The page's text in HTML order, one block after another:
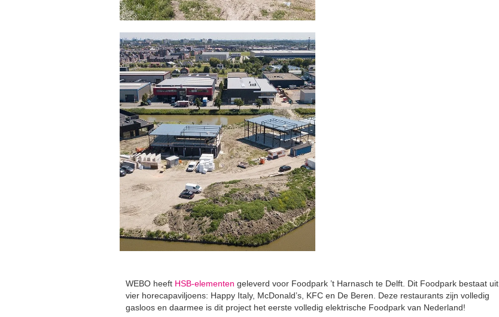
WEBO heeft HSB-elementen geleverd voor Foodpark ’t Harnasch te Delft. Dit Foodpark bestaat uit
vier horecapaviljoens: Happy Italy, McDonald’s, KFC en De Beren. Deze restaurants zijn volledig
gasloos en daarmee is dit project het eerste volledig elektrische Foodpark van Nederland!